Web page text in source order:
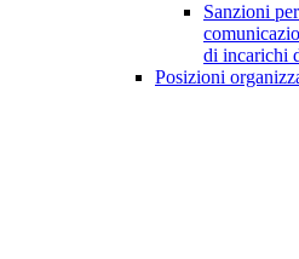
Sanzioni
di incarichi
Posizioni